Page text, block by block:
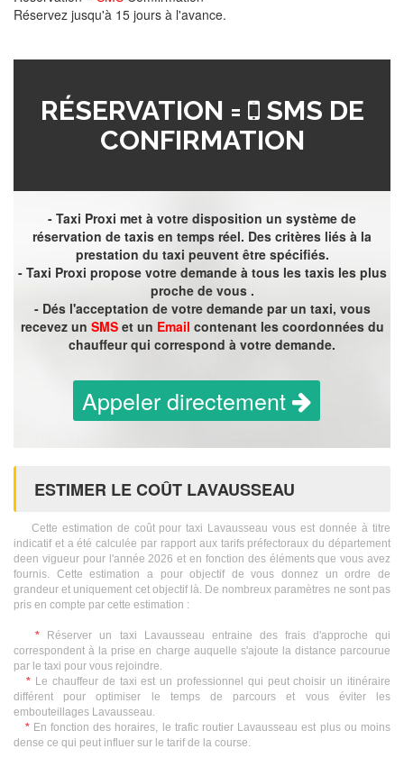
Réservez jusqu'à 15 jours à l'avance.
RÉSERVATION =
SMS DE
CONFIRMATION
- Taxi Proxi met à votre disposition un système de
réservation de taxis en temps réel. Des critères liés à la
prestation du taxi peuvent être spécifiés.
- Taxi Proxi propose votre demande à tous les taxis les plus
proche de vous .
- Dés l'acceptation de votre demande par un taxi, vous
recevez un SMSet un Email contenant les coordonnées du
chauffeur qui correspond à votre demande.
Appeler directement
ESTIMER LE COÛT LAVAUSSEAU
Cette estimation de coût pour taxi Lavausseau vous est donnée à titre
indicatif et a été calculée par rapport aux tarifs préfectoraux du département
deen vigueur pour l'année 2026 et en fonction des éléments que vous avez
fournis. Cette estimation a pour objectif de vous donnez un ordre de
grandeur et uniquement cet objectif là. De nombreux paramètres ne sont pas
pris en compte par cette estimation :
* Réserver un taxi Lavausseau entraine des frais d'approche qui
correspondent à la prise en charge auquelle s'ajoute la distance parcourue
par le taxi pour vous rejoindre.
* Le chauffeur de taxi est un professionnel qui peut choisir un itinéraire
différent pour optimiser le temps de parcours et vous éviter les
embouteillages Lavausseau.
*En fonction des horaires, le trafic routier Lavausseau est plus ou moins
dense ce qui peut influer sur le tarif de la course.